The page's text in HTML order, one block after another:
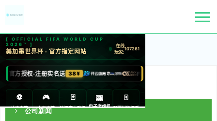
首页>新闻中心
新闻中心
公司新闻